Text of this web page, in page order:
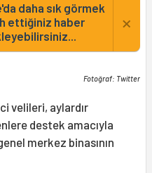
daha sık görmek
ettiğiniz haber
×
Fotoğraf: Twitter
velileri, aylardır
destek amacıyla
merkez binasının